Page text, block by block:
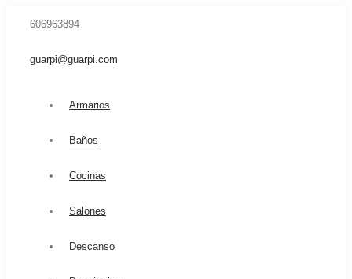
606963894
guarpi@guarpi.com
Armarios
Baños
Cocinas
Salones
Descanso